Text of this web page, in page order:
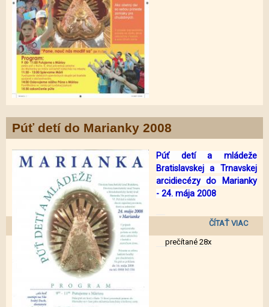
Púť detí do Marianky 2008
Púť detí a mládeže
Bratislavskej a Trnavskej
arcidiecézy do Marianky
- 24. mája 2008
ČÍTAŤ VIAC
prečítané 28x